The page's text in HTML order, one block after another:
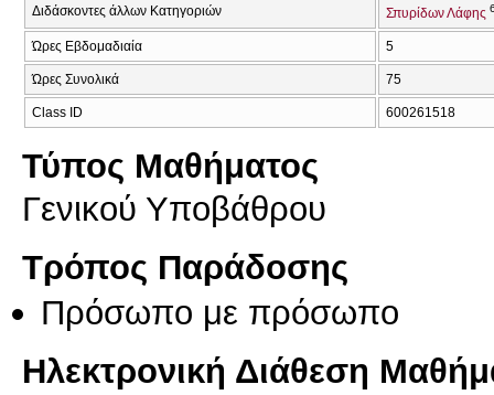
Διδάσκοντες άλλων Κατηγοριών Σπυρίδων Λάφης
Ώρες Εβδομαδιαία 5
Ώρες Συνολικά 75
Class ID 600261518
Τύπος Μαθήματος
Γενικού Υποβάθρου
Τρόπος Παράδοσης
Πρόσωπο με πρόσωπο
Ηλεκτρονική Διάθεση